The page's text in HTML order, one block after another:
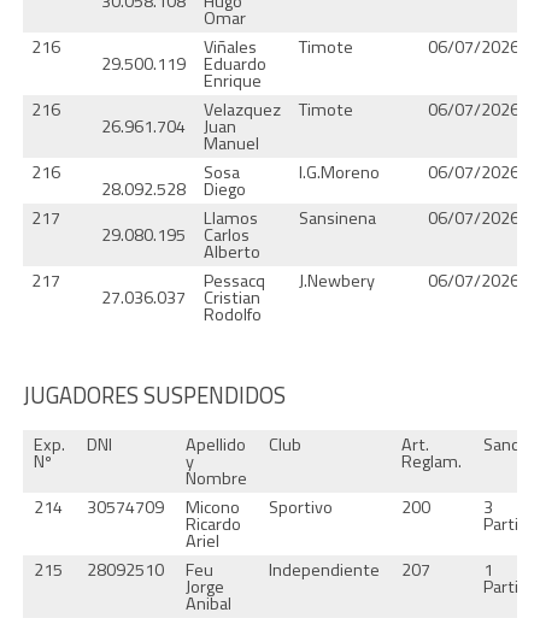
Omar
216
29.500.119
Viñales
Eduardo
Enrique
Timote 06/07/2026
216
26.961.704
Velazquez
Juan
Manuel
Timote 06/07/2026
216
28.092.528
Sosa
Diego
I.G.Moreno 06/07/2026
217
29.080.195
Llamos
Carlos
Alberto
Sansinena 06/07/2026
217
27.036.037
Pessacq
Cristian
Rodolfo
J.Newbery 06/07/2026
JUGADORES SUSPENDIDOS
Exp.
Nº
DNI Apellido
y
Nombre
Club Art.
Reglam.
Sancion
214 30574709 Micono
Ricardo
Ariel
Sportivo 200 3
215
28092510 Feu
Jorge
Anibal
Independiente 207 1
Partido